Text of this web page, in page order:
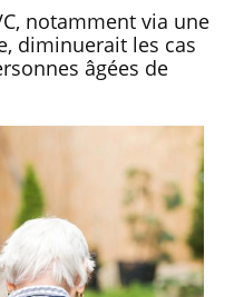
notamment via une
diminuerait les cas
âgées de